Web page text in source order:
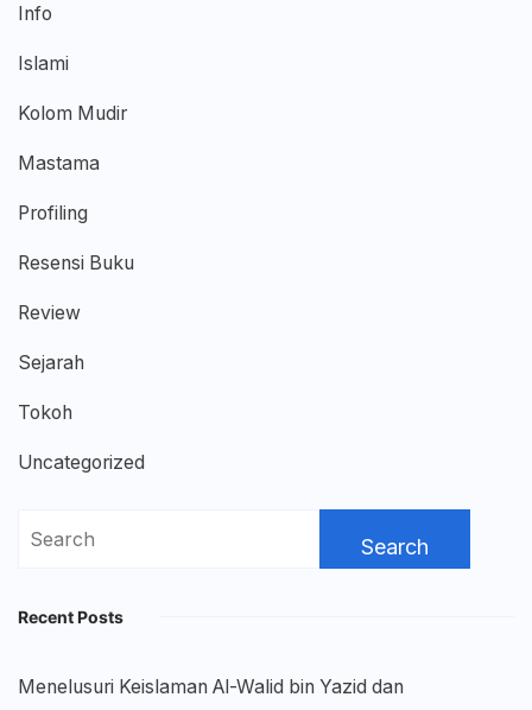
Info
Islami
Kolom Mudir
Mastama
Profiling
Resensi Buku
Review
Sejarah
Tokoh
Uncategorized
Search
Recent Posts
Menelusuri Keislaman Al-Walid bin Yazid dan